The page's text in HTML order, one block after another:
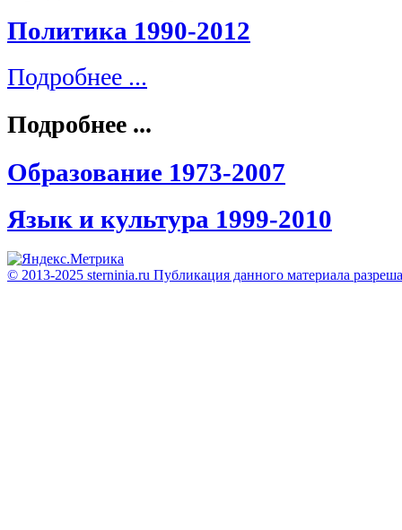
Политика 1990-2012
Подробнее ...
Подробнее ...
Образование 1973-2007
Язык и культура 1999-2010
© 2013-2025 sterninia.ru Публикация данного материала